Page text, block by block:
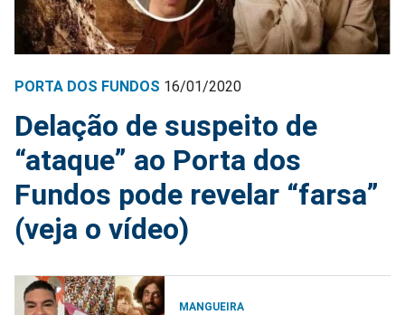
PORTA DOS FUNDOS 16/01/2020
Delação de suspeito de
“ataque” ao Porta dos
Fundos pode revelar “farsa”
(veja o vídeo)
MANGUEIRA